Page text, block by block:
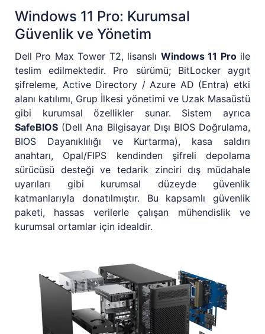
Windows 11 Pro: Kurumsal
Güvenlik ve Yönetim
Dell Pro Max Tower T2, lisanslı Windows 11 Proile
teslim edilmektedir. Pro sürümü; BitLocker aygıt
şifreleme, Active Directory / Azure AD (Entra) etki
alanı katılımı, Grup İlkesi yönetimi ve Uzak Masaüstü
gibi kurumsal özellikler sunar. Sistem ayrıca
SafeBIOS (Dell Ana Bilgisayar Dışı BIOS Doğrulama,
BIOS Dayanıklılığı ve Kurtarma), kasa saldırı
anahtarı, Opal/FIPS kendinden şifreli depolama
sürücüsü desteği ve tedarik zinciri dış müdahale
uyarıları gibi kurumsal düzeyde güvenlik
katmanlarıyla donatılmıştır. Bu kapsamlı güvenlik
paketi, hassas verilerle çalışan mühendislik ve
kurumsal ortamlar için idealdir.